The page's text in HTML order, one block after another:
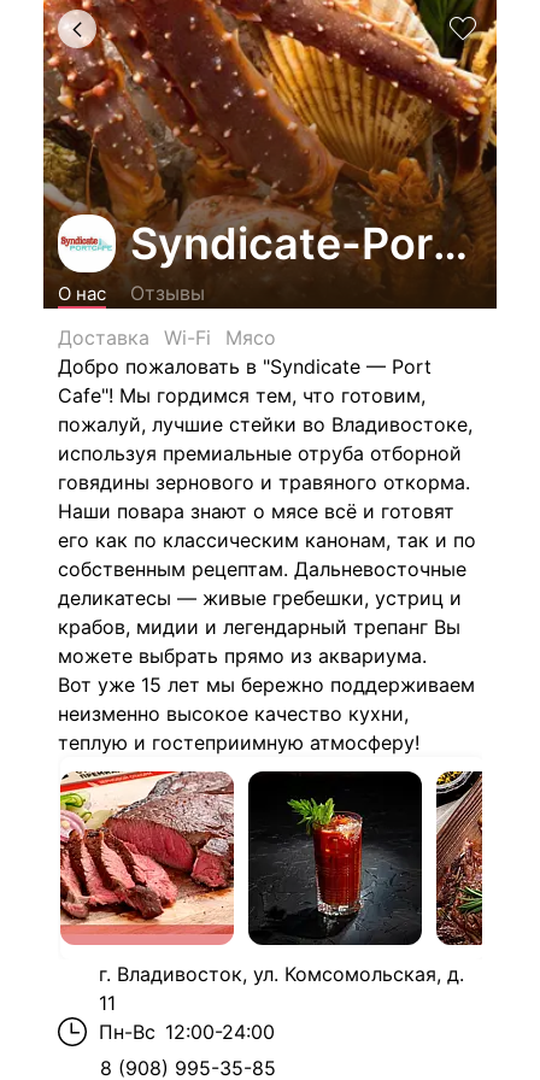
Syndicate-Port
О нас
Отзывы
Доставка
Wi-Fi
Мясо
Добро пожаловать в "Syndicate — Port
Cafе"! Мы гордимся тем, что готовим,
пожалуй, лучшие стейки во Владивостоке,
используя премиальные отруба отборной
говядины зернового и травяного откорма.
Наши повара знают о мясе всё и готовят
его как по классическим канонам, так и по
собственным рецептам. Дальневосточные
деликатесы — живые гребешки, устриц и
крабов, мидии и легендарный трепанг Вы
можете выбрать прямо из аквариума.
Вот уже 15 лет мы бережно поддерживаем
неизменно высокое качество кухни,
теплую и гостеприимную атмосферу!
г. Владивосток, ул. Комсомольская, д.
11
Пн-Вс 12:00-24:00
8 (908) 995-35-85